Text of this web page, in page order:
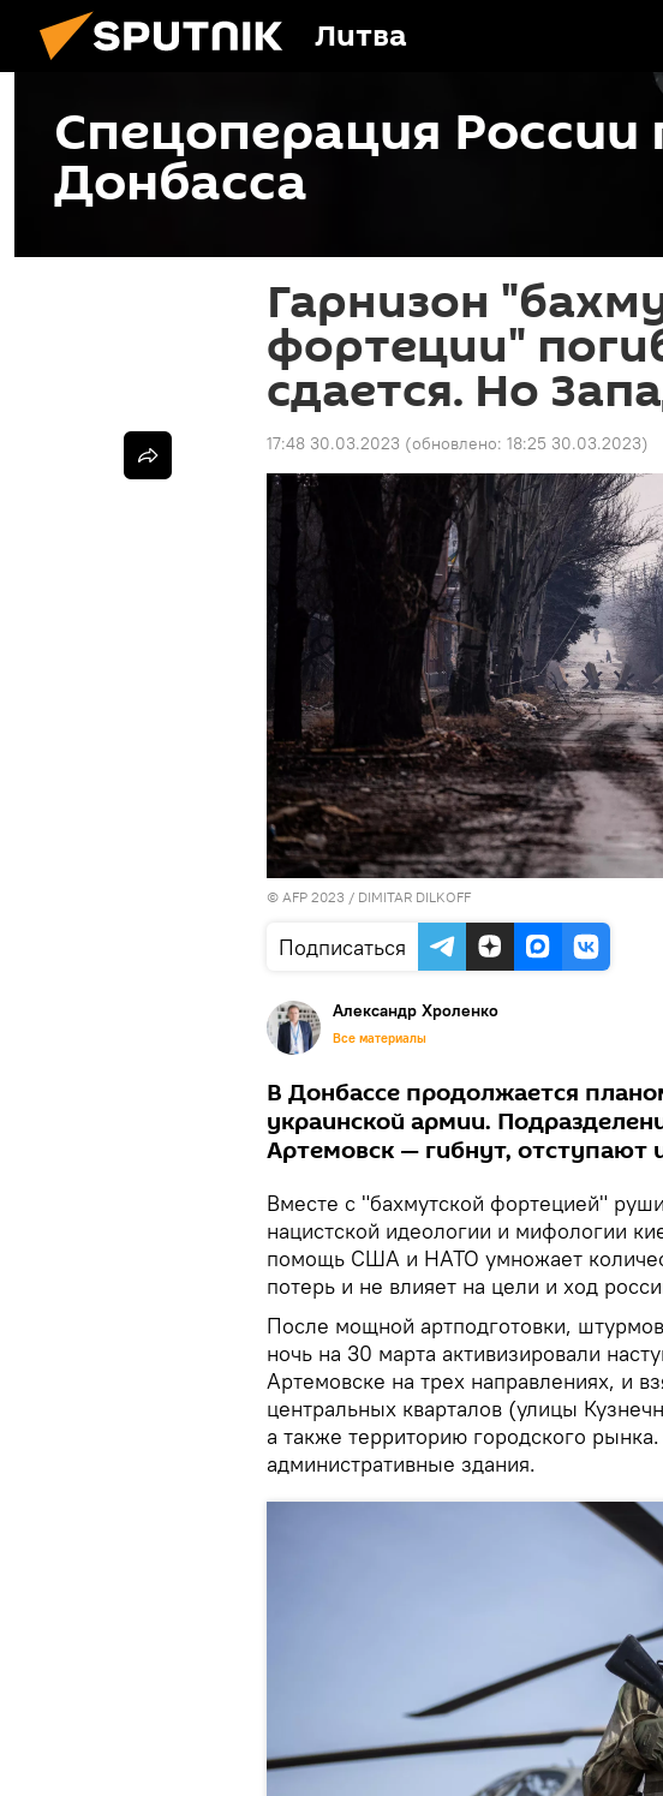
Литва
Спецоперация России
Донбасса
Гарнизон
фортеции"
сдается. Но
17:48 30.03.2023 (обновлено: 18:25 30.03.2023)
© AFP 2023 / DIMITAR DILKOFF
Подписаться
Александр Хроленко
Все материалы
В Донбассе продолжается
украинской армии.
Артемовск — гибнут, отступают
Вместе с "бахмутской фортецией"
нацистской идеологии и мифологии
помощь США и НАТО умножает
потерь и не влияет на цели и ход
После мощной артподготовки,
ночь на 30 марта активизировали
Артемовске на трех направлениях, и
центральных кварталов (улицы
а также территорию городского
административные здания.